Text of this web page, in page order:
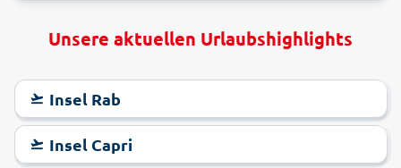
Unsere aktuellen Urlaubshighlights
Insel Rab
Insel Capri